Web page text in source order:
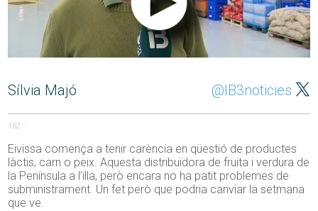
Sílvia Majó @IB3noticies
162
Eivissa comença a tenir carència en qüestió de productes
làctis, carn o peix. Aquesta distribuïdora de fruita i verdura de
la Península a l’illa, però encara no ha patit problemes de
subministrament. Un fet però que podria canviar la setmana
que ve.